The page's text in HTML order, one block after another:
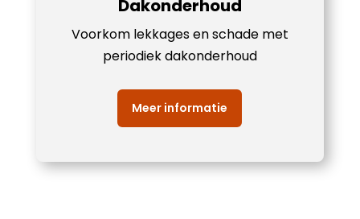
Dakonderhoud
Voorkom lekkages en schade met
periodiek dakonderhoud
Meer informatie